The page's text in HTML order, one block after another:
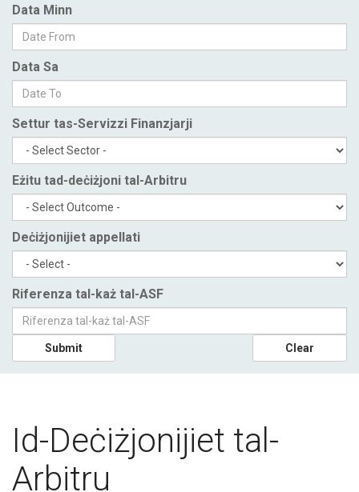
Data Minn
Data Sa
Settur tas-Servizzi Finanzjarji
Eżitu tad-deċiżjoni tal-Arbitru
Deċiżjonijiet appellati
Riferenza tal-każ tal-ASF
Submit Clear
Id-Deċiżjonijiet tal-
Arbitru